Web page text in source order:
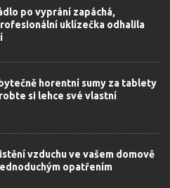
po vyprání zapáchá,
uklízečka odhalila
horentní sumy za tablety
si lehce své vlastní
vzduchu ve vašem domově
opatřením